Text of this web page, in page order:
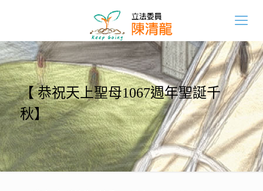
【 恭祝天上聖母1067週年聖誕千
秋】